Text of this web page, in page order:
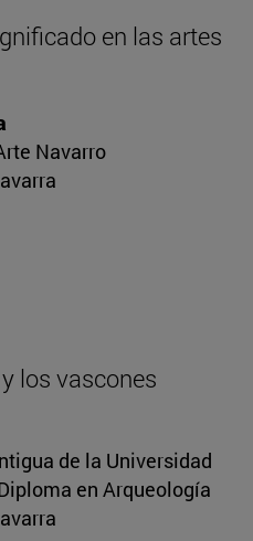
en las artes
Navarro
los vascones
de la Universidad
en Arqueología